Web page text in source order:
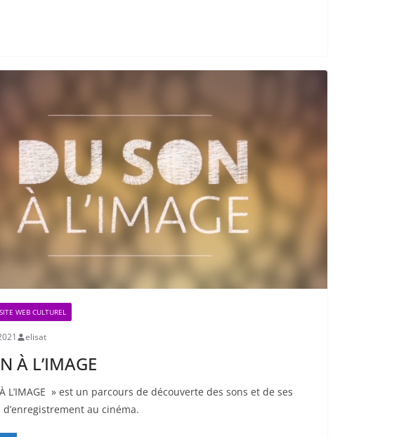
SITE WEB CULTUREL
elisat
À L’IMAGE
L’IMAGE » est un parcours de découverte des sons et de ses
au cinéma.